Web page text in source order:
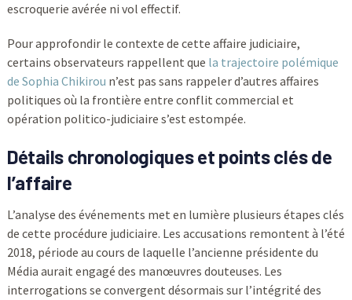
escroquerie avérée ni vol effectif.
Pour approfondir le contexte de cette affaire judiciaire,
certains observateurs rappellent que la trajectoire polémique
de Sophia Chikirou n’est pas sans rappeler d’autres affaires
politiques où la frontière entre conflit commercial et
opération politico-judiciaire s’est estompée.
Détails chronologiques et points clés de
l’affaire
L’analyse des événements met en lumière plusieurs étapes clés
de cette procédure judiciaire. Les accusations remontent à l’été
2018, période au cours de laquelle l’ancienne présidente du
Média aurait engagé des manœuvres douteuses. Les
interrogations se convergent désormais sur l’intégrité des